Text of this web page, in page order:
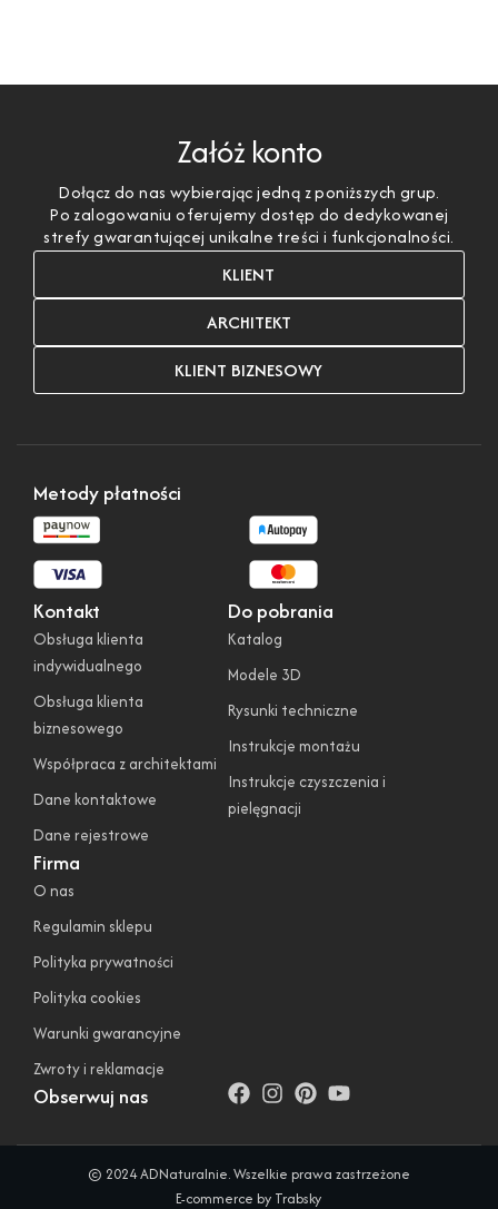
Załóż konto
Dołącz do nas wybierając jedną z poniższych grup.
Po zalogowaniu oferujemy dostęp do dedykowanej
strefy gwarantującej unikalne treści i funkcjonalności.
KLIENT
ARCHITEKT
KLIENT BIZNESOWY
Firma
O nas
Regulamin sklepu
Polityka prywatności
Polityka cookies
Warunki gwarancyjne
Zwroty i reklamacje
Kontakt
Obsługa klienta
indywidualnego
Obsługa klienta
biznesowego
Współpraca z architektami
Dane kontaktowe
Dane rejestrowe
Do pobrania
Katalog
Modele 3D
Rysunki techniczne
Instrukcje montażu
Instrukcje czyszczenia i
pielęgnacji
Metody płatności
Obserwuj nas
© 2024 ADNaturalnie. Wszelkie prawa zastrzeżone
E-commerce by Trabsky